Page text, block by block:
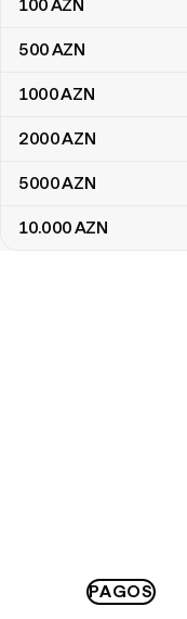
100AZN
500AZN
1000AZN
2000AZN
5000AZN
10.000AZN
PAGOS